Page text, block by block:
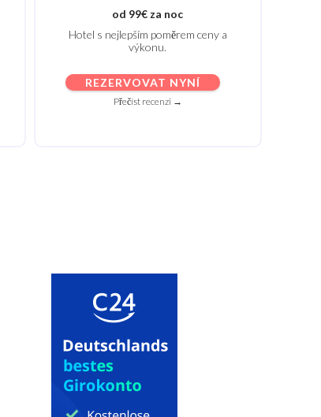
od 99€ za noc
Hotel s nejlepším poměrem ceny a
výkonu.
REZERVOVAT NYNÍ
Přečíst recenzi →